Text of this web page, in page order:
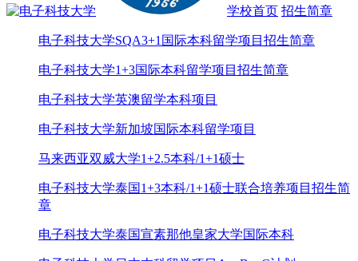
学校首页 招生简章
电子科技大学SQA3+1国际本科留学项目招生简章
电子科技大学1+3国际本科留学项目招生简章
电子科技大学英澳留学本科项目
电子科技大学新加坡国际本科留学项目
马来西亚双威大学1+2.5本科/1+1硕士
电子科技大学泰国1+3本科/1+1硕士联合培养项目招生简
章
电子科技大学泰国宣素那他皇家大学国际本科